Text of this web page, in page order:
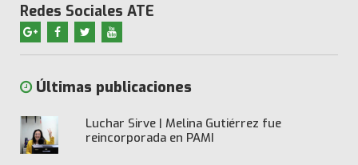
Redes Sociales ATE
Últimas publicaciones
Luchar Sirve | Melina Gutiérrez fue
reincorporada en PAMI